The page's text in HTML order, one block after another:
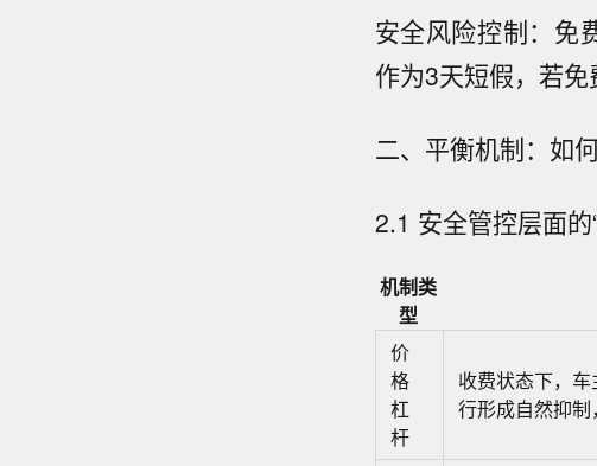
安全风险控制：免
作为3天短假，若免
二、平衡机制：如
2.1 安全管控层面的
机制类
型
价
格
杠
杆
收费状态下，
行形成自然抑